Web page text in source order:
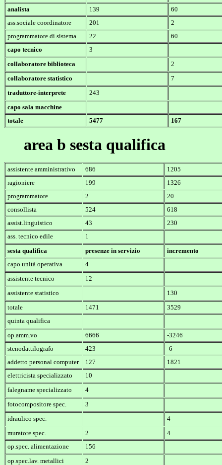
analista
139
60
ass.sociale coordinatore
201
2
programmatore di sistema
22
60
capo tecnico
3
collaboratore biblioteca
2
collaboratore statistico
7
traduttore-interprete
243
capo sala macchine
totale
5477 167
area b sesta qualifica
assistente amministrativo 686
1205
ragioniere
199
1326
programmatore
2
20
consollista
524
618
assist.linguistico
43
230
ass. tecnico edile
1
sesta qualifica
presenze in servizio
incremento
capo unità operativa
4
assistente tecnico
12
assistente statistico
130
totale
1471
3529
quinta qualifica
op.amm.vo
6666
-3246
stenodattilografo
423
-6
addetto personal computer
127
1821
elettricista specializzato
10
falegname specializzato
4
fotocompositore spec.
3
idraulico spec.
4
muratore spec.
2
4
op.spec. alimentazione
156
op.spec.lav. metallici
2